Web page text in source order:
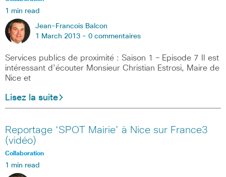
1 min read
Jean-Francois Balcon
1 March 2013 - 0 commentaires
Services publics de proximité : Saison 1 – Episode 7 Il est
intéressant d’écouter Monsieur Christian Estrosi, Maire de
Nice et
Lisez la suite
Reportage ‘SPOT Mairie’ à Nice sur France3
(vidéo)
Collaboration
1 min read